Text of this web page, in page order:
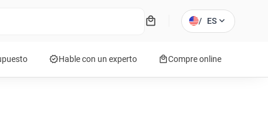
local_mall / ES expand_more
verifiedHable con un experto local_mallCompre online